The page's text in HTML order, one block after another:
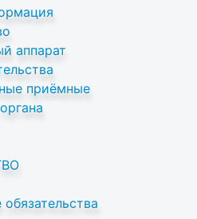
аппарат
приёмные